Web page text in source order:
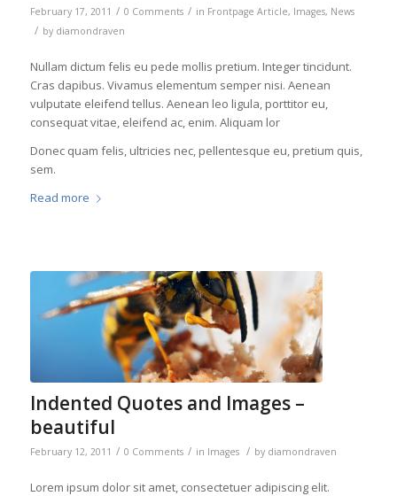
February 17, 2011 / 0 Comments / in Frontpage Article, Images, News
/ by diamondraven
Nullam dictum felis eu pede mollis pretium. Integer tincidunt.
Cras dapibus. Vivamus elementum semper nisi. Aenean
vulputate eleifend tellus. Aenean leo ligula, porttitor eu,
consequat vitae, eleifend ac, enim. Aliquam lor
Donec quam felis, ultricies nec, pellentesque eu, pretium quis,
sem.
Read more
Indented Quotes and Images –
beautiful
February 12, 2011 / 0 Comments / in Images / by diamondraven
Lorem ipsum dolor sit amet, consectetuer adipiscing elit.